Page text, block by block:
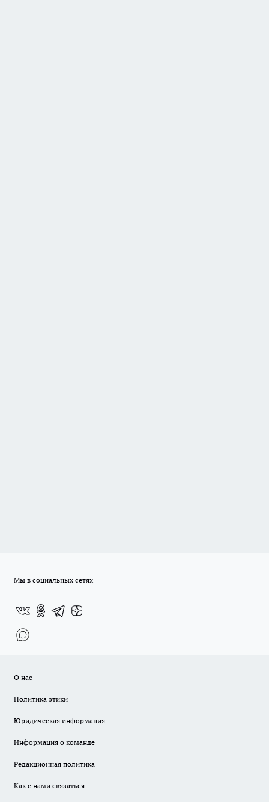
Мы в социальных сетях
О нас
Политика этики
Юридическая информация
Информация о команде
Редакционная политика
Как с нами связаться